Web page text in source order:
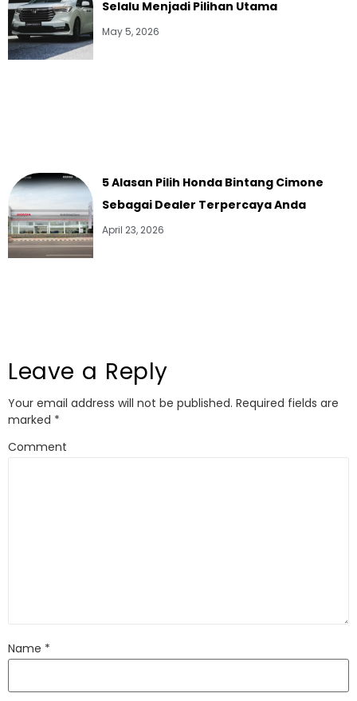
Selalu Menjadi Pilihan Utama
May 5, 2026
5 Alasan Pilih Honda Bintang Cimone
Sebagai Dealer Terpercaya Anda
April 23, 2026
Leave a Reply
Your email address will not be published. Required fields are
marked *
Comment
Name *